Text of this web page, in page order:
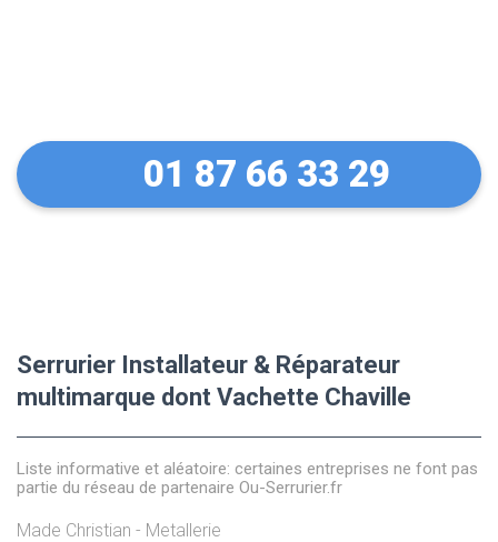
01 87 66 33 29
Serrurier Installateur & Réparateur
multimarque dont Vachette Chaville
Liste informative et aléatoire: certaines entreprises ne font pas
partie du réseau de partenaire Ou-Serrurier.fr
Made Christian - Metallerie